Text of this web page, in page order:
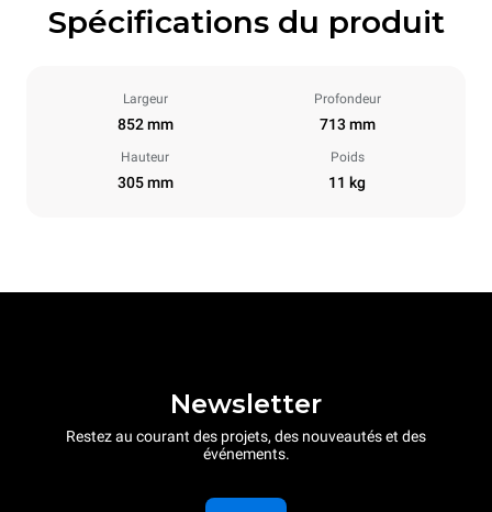
Spécifications du produit
Largeur
852 mm
Profondeur
713 mm
Hauteur
305 mm
Poids
11 kg
Newsletter
Restez au courant des projets, des nouveautés et des
événements.